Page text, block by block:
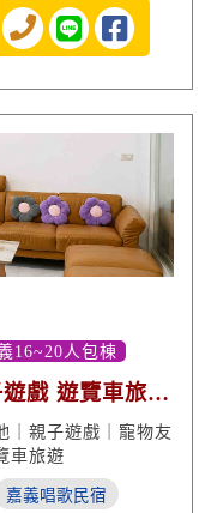
16~20人包棟
戲 遊覽車旅
｜親子遊戲｜寵物友
車旅遊
嘉義唱歌民宿